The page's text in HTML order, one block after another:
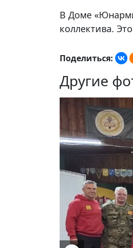
В Доме
коллектива.
Поделиться:
Другие